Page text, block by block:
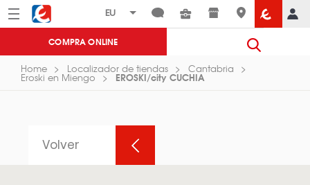
Menú Eroski
COMPRA ONLINE
Home Localizador de tiendas Cantabria
Eroski en Miengo EROSKI/city CUCHIA
Volver